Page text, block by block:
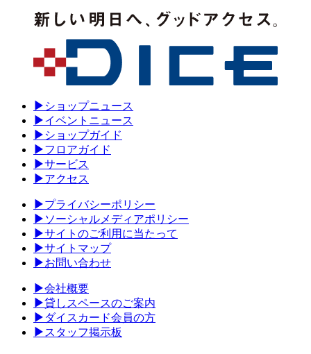
▶ ショップニュース
▶イベントニュース
▶ ショップガイド
▶フロアガイド
▶サービス
▶アクセス
▶プライバシーポリシー
▶ ソーシャルメディアポリシー
▶サイトのご利用に当たって
▶サイトマップ
▶お問い合わせ
▶会社概要
▶貸しスペースのご案内
▶ ダイスカード会員の方
▶ スタッフ掲示板